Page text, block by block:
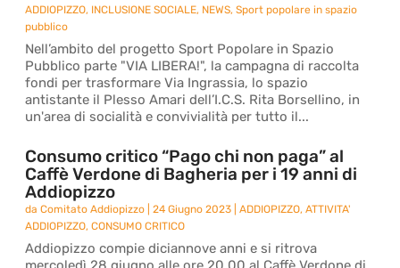
ADDIOPIZZO, INCLUSIONE SOCIALE, NEWS,Sport popolare in spazio
pubblico
Nell’ambito del progetto Sport Popolare in Spazio
Pubblico parte "VIA LIBERA!", la campagna di raccolta
fondi per trasformare Via Ingrassia, lo spazio
antistante il Plesso Amari dell’I.C.S. Rita Borsellino, in
un'area di socialità e convivialità per tutto il...
Consumo critico “Pago chi non paga” al
Caffè Verdone di Bagheria per i 19 anni di
Addiopizzo
daComitato Addiopizzo |24 Giugno 2023 |ADDIOPIZZO,ATTIVITA'
ADDIOPIZZO,CONSUMO CRITICO
Addiopizzo compie diciannove anni e si ritrova